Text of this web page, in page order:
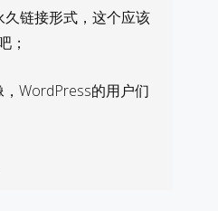
链接形式，这个应该
；
WordPress的用户们